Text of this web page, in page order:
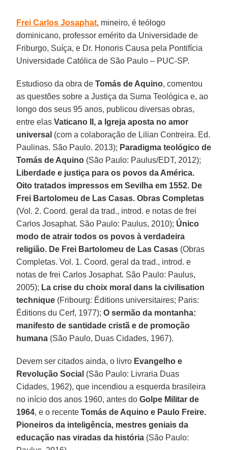
Frei Carlos Josaphat, mineiro, é teólogo
dominicano, professor emérito da Universidade de
Friburgo, Suíça, e Dr. Honoris Causa pela Pontifícia
Universidade Católica de São Paulo – PUC-SP.
Estudioso da obra deTomás de Aquino, comentou
as questões sobre a Justiça da Suma Teológica e, ao
longo dos seus 95 anos, publicou diversas obras,
entre elas Vaticano II, a Igreja aposta no amor
universal (com a colaboração de Lilian Contreira. Ed.
Paulinas. São Paulo. 2013); Paradigma teológico de
Tomás de Aquino (São Paulo: Paulus/EDT, 2012);
Liberdade e justiça para os povos da América.
Oito tratados impressos em Sevilha em 1552. De
Frei Bartolomeu de Las Casas. Obras Completas
(Vol. 2. Coord. geral da trad., introd. e notas de frei
Carlos Josaphat. São Paulo: Paulus, 2010); Único
modo de atrair todos os povos à verdadeira
religião. De Frei Bartolomeu de Las Casas (Obras
Completas. Vol. 1. Coord. geral da trad., introd. e
notas de frei Carlos Josaphat. São Paulo: Paulus,
2005); La crise du choix moral dans la civilisation
technique (Fribourg: Éditions universitaires; Paris:
Éditions du Cerf, 1977);O sermão da montanha:
manifesto de santidade cristã e de promoção
humana (São Paulo, Duas Cidades, 1967).
Devem ser citados ainda, o livro Evangelho e
Revolução Social (São Paulo: Livraria Duas
Cidades, 1962), que incendiou a esquerda brasileira
no início dos anos 1960, antes doGolpe Militar de
1964, e o recenteTomás de Aquino e Paulo Freire.
Pioneiros da inteligência, mestres geniais da
educação nas viradas da história (São Paulo: